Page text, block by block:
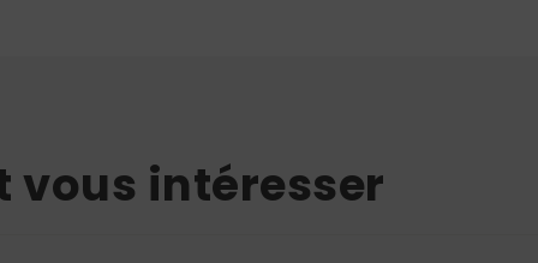
vous intéresser